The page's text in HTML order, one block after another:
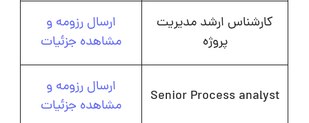
کارشناس ارشد مدیریت
پروژه
ارسال رزومه و
مشاهده جزئیات
Senior Process analyst
ارسال رزومه و
مشاهده جزئیات